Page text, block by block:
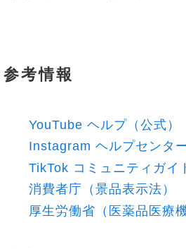
参考情報
YouTube ヘルプ（公式）
Instagram ヘルプセンタ
TikTok コミュニティガイ
消費者庁（景品表示法）
厚生労働省（医薬品医療